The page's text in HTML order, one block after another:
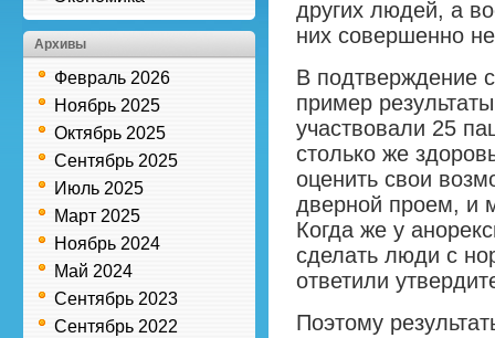
Архивы
Февраль 2026
Ноябрь 2025
Октябрь 2025
Сентябрь 2025
Июль 2025
Март 2025
Ноябрь 2024
Май 2024
Сентябрь 2023
Сентябрь 2022
других людей, а
них совершенно
В подтверждение
пример
участвовали 25
столько же
оценить свои
дверной проем, и
Когда же у
сделать люди с
ответили
Поэтому